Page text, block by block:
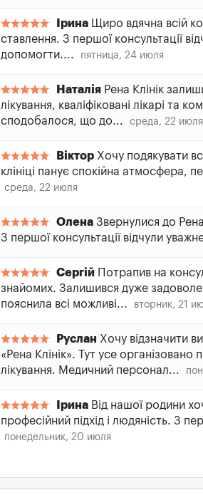
Ірина Щиро вдячна всій
ставлення. З першої консультації
допомогти....
пятница, 24 июля
Наталія Рена Клінік
лікування, кваліфіковані лікарі та
сподобалося, що до...
среда, 22 июля
Віктор Хочу подякувати
клініці панує спокійна атмосфера,
среда, 22 июля
Олена Звернулися до
З першої консультації відчули
Сергій Потрапив на
знайомих. Залишився дуже
пояснила всі можливі...
вторник, 21
Руслан Хочу відзначити
«Рена Клінік». Тут усе організовано
лікування. Медичний персонал...
Ірина Від нашої родини
професійний підхід і людяність. З
понедельник, 20 июля